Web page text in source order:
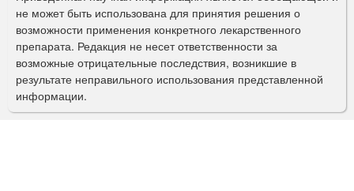
о
и
с
к
не может быть использована для принятия решения о
возможности применения конкретного лекарственного
препарата. Редакция не несет ответственности за
возможные отрицательные последствия, возникшие в
результате неправильного использования представленной
информации.